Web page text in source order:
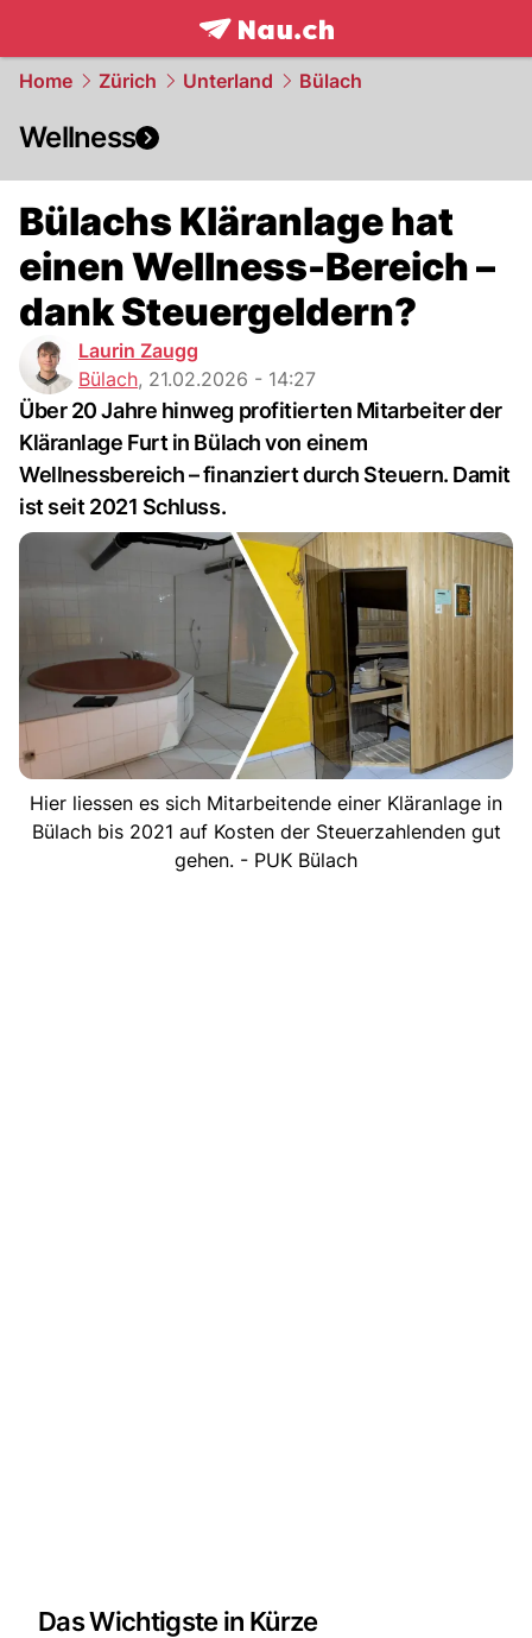
frontpage.NAU.ch
Home Zürich Unterland Bülach
Wellness
Bülachs Kläranlage hat
einen Wellness-Bereich –
dank Steuergeldern?
Laurin Zaugg
Bülach, 21.02.2026 - 14:27
Über 20 Jahre hinweg profitierten Mitarbeiter der
Kläranlage Furt in Bülach von einem
Wellnessbereich – finanziert durch Steuern. Damit
ist seit 2021 Schluss.
Hier liessen es sich Mitarbeitende einer Kläranlage in
Bülach bis 2021 auf Kosten der Steuerzahlenden gut
gehen. - PUK Bülach
Das Wichtigste in Kürze